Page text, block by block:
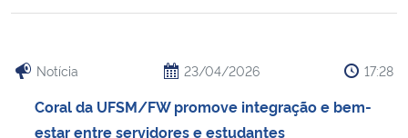
Notícia 23/04/2026 17:28
Coral da UFSM/FW promove integração e bem-
estar entre servidores e estudantes